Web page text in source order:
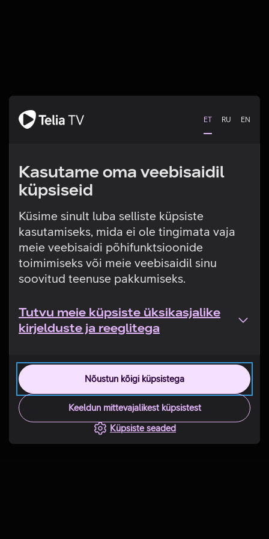
ET RU EN
Kasutame oma veebisaidil
küpsiseid
Küsime sinult luba selliste küpsiste
kasutamiseks, mida ei ole tingimata vaja
meie veebisaidi põhifunktsioonide
toimimiseks või meie veebisaidil sinu
soovitud teenuse pakkumiseks.
Tutvu meie küpsiste üksikasjalike
kirjelduste ja reeglitega
Nõustun kõigi küpsistega
Keeldun mittevajalikest küpsistest
Küpsiste seaded
Tehniline viga